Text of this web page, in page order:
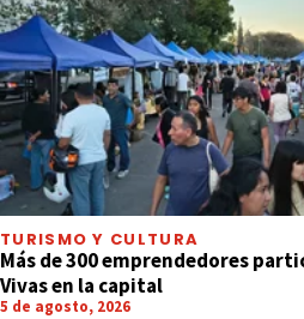
TURISMO Y CULTURA
Más de 300 emprendedores
Vivas en la capital
5 de agosto, 2026